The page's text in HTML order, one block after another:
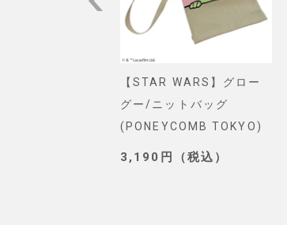
【STAR WARS】グロー
グー/ニットバッグ
(PONEYCOMB TOKYO)
3,190円（税込）